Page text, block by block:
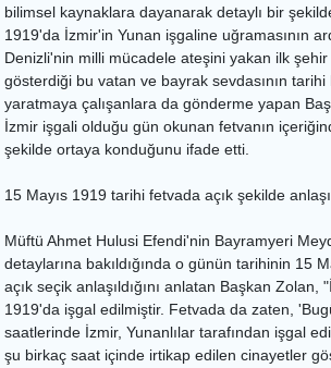
bilimsel kaynaklara dayanarak detaylı bir
1919'da İzmir'in Yunan işgaline uğramasının
Denizli'nin milli mücadele ateşini yakan ilk
gösterdiği bu vatan ve bayrak sevdasının tarihi
yaratmaya çalışanlara da gönderme yapan
İzmir işgali olduğu gün okunan fetvanın
şekilde ortaya konduğunu ifade etti.
15 Mayıs 1919 tarihi fetvada açık şekilde
Müftü Ahmet Hulusi Efendi'nin Bayramyeri
detaylarına bakıldığında o günün tarihinin 15
açık seçik anlaşıldığını anlatan Başkan Zolan,
1919'da işgal edilmiştir. Fetvada da zaten,
saatlerinde İzmir, Yunanlılar tarafından işgal
şu birkaç saat içinde irtikap edilen cinayetler